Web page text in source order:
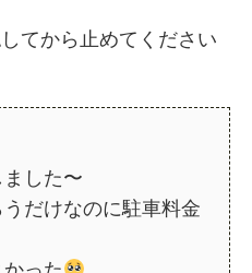
てから止めてください
した〜
だけなのに駐車料金